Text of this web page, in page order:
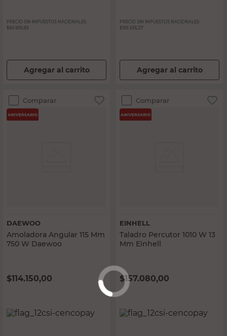
PRECIO SIN IMPUESTOS NACIONALES:
$90.900,83
Agregar al carrito
PRECIO SIN IMPUESTOS NACIONALES:
$193.636,37
Agregar al carrito
Comparar
DAEWOO
Amoladora Angular 115 Mm
750 W Daewoo
$114.150,00
Comparar
EINHELL
Taladro Percutor 1010 W 13
Mm Einhell
$157.080,00